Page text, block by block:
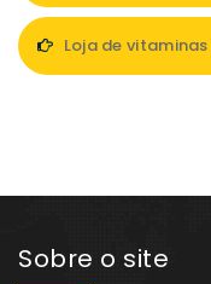
Loja de
Sobre o site